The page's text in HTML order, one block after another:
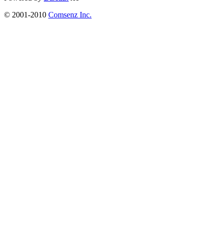
© 2001-2010 Comsenz Inc.